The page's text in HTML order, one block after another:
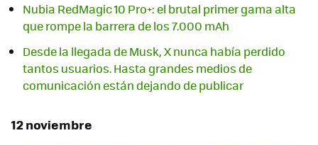
Nubia RedMagic 10 Pro+: el brutal primer gama alta
que rompe la barrera de los 7.000 mAh
Desde la llegada de Musk, X nunca había perdido
tantos usuarios. Hasta grandes medios de
comunicación están dejando de publicar
12 noviembre